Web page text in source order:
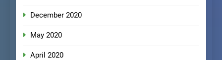
December 2020
May 2020
April 2020